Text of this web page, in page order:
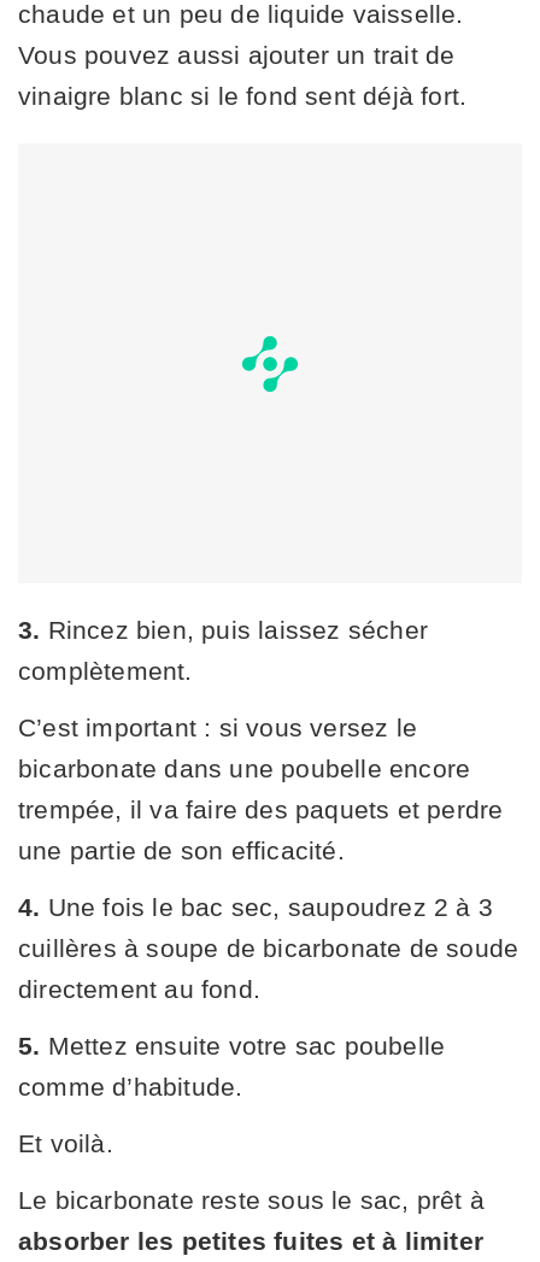
chaude et un peu de liquide vaisselle.
Vous pouvez aussi ajouter un trait de
vinaigre blanc si le fond sent déjà fort.
3. Rincez bien, puis laissez sécher
complètement.
C’est important : si vous versez le
bicarbonate dans une poubelle encore
trempée, il va faire des paquets et perdre
une partie de son efficacité.
4. Une fois le bac sec, saupoudrez 2 à 3
cuillères à soupe de bicarbonate de soude
directement au fond.
5. Mettez ensuite votre sac poubelle
comme d’habitude.
Et voilà.
Le bicarbonate reste sous le sac, prêt à
absorber les petites fuites et à limiter